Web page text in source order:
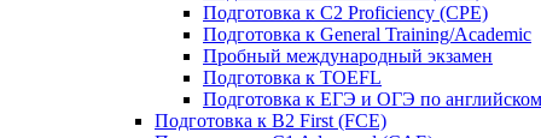
Подготовка к C2 Proficiency (CPE)
Подготовка к General Training/Academic
Пробный международный экзамен
Подготовка к TOEFL
Подготовка к ЕГЭ и ОГЭ по
Подготовка к B2 First (FCE)